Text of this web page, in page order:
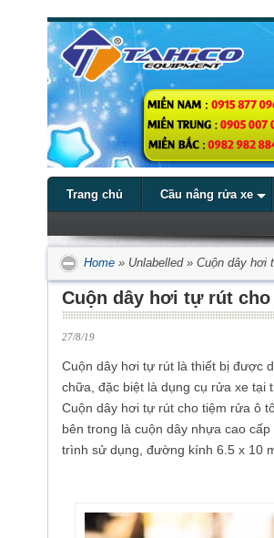
Trang chủ Cầu nâng rửa xe
Home » Unlabelled» Cuộn dây hơi
Cuộn dây hơi tự rút
27/8/19
Cuộn dây hơi tự rút là thiết bị được
chữa, đặc biệt là dụng cụ rửa xe tại
Cuộn dây hơi tự rút cho tiệm rửa ô
bên trong là cuộn dây nhựa cao
trình sử dụng, đường kính 6.5 x 10